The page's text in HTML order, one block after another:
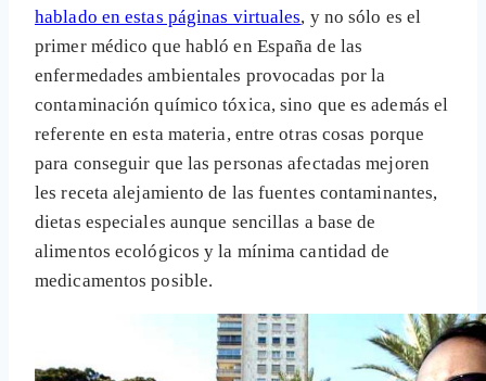
hablado en estas páginas virtuales, y no sólo es el
primer médico que habló en España de las
enfermedades ambientales provocadas por la
contaminación químico tóxica, sino que es además el
referente en esta materia, entre otras cosas porque
para conseguir que las personas afectadas mejoren
les receta alejamiento de las fuentes contaminantes,
dietas especiales aunque sencillas a base de
alimentos ecológicos y la mínima cantidad de
medicamentos posible.